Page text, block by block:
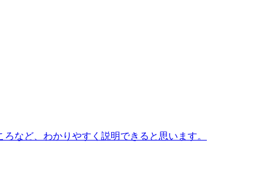
など、わかりやすく説明できると思います。